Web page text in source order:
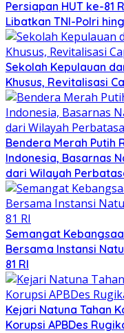
Persiapan HUT ke-81
Libatkan TNI-Polri
Sekolah Kepulauan
Khusus, Revitalisasi
Bendera Merah Putih
Indonesia, Basarnas
dari Wilayah
Semangat
Bersama Instansi
81 RI
Kejari Natuna Tahan
Korupsi APBDes